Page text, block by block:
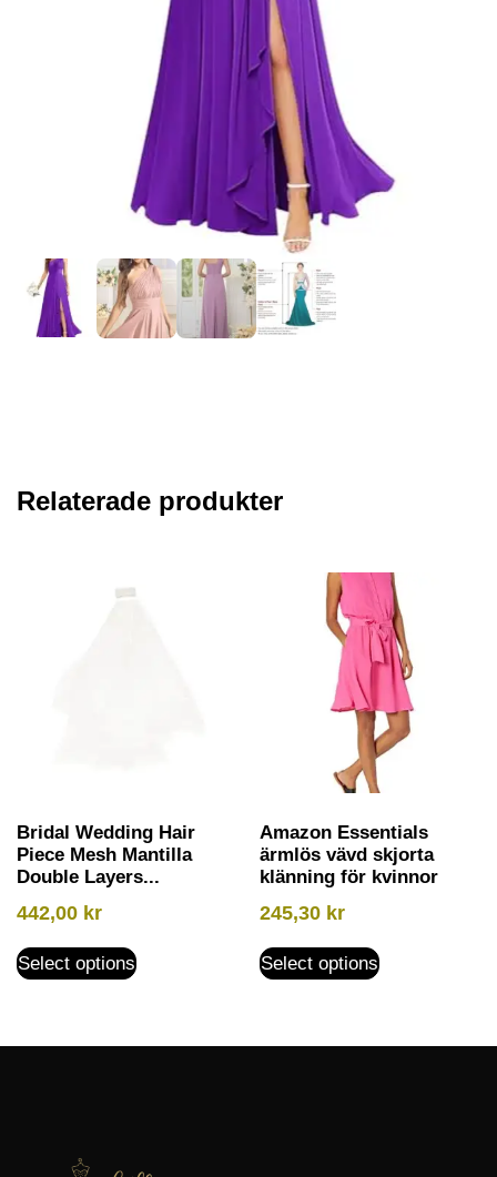
Relaterade produkter
Bridal Wedding Hair
Piece Mesh Mantilla
Double Layers...
442,00 kr
Select options
Amazon Essentials
ärmlös vävd skjorta
klänning för kvinnor
245,30 kr
Select options